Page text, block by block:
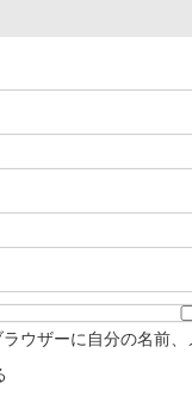
ウザーに自分の名前